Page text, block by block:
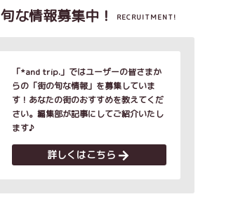
旬な情報募集中！ RECRUITMENT!
「*and trip.」ではユーザーの皆さまか
らの「街の旬な情報」を募集していま
す！あなたの街のおすすめを教えてくだ
さい。編集部が記事にしてご紹介いたし
ます♪
詳しくはこちら